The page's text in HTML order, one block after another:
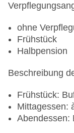
ohne
Frühstück
Halbpension
Beschreibung
Frühstück:
Mittagessen:
Abendessen: